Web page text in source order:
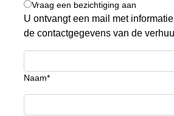
Vraag een bezichtiging aan
U ontvangt een mail met
de contactgegevens van de
Naam*